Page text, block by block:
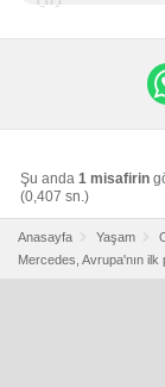
Şu anda 1 misafirin
(0,407 sn.)
Anasayfa Yaşam
Mercedes, Avrupa'nın ilk